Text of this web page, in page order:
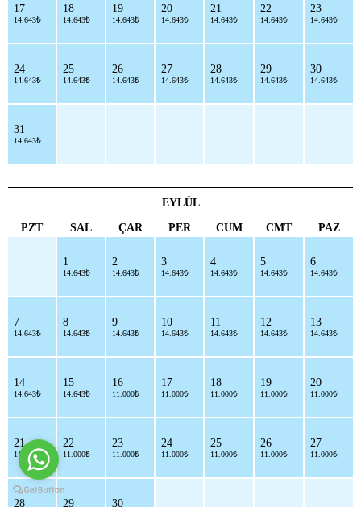
17
14.643₺
18
14.643₺
19
14.643₺
20
14.643₺
21
14.643₺
22
14.643₺
23
14.643₺
24
14.643₺
25
14.643₺
26
14.643₺
27
14.643₺
28
14.643₺
29
14.643₺
30
14.643₺
31
14.643₺
EYLÜL
PZT
SAL ÇAR PER CUM CMT PAZ
1
14.643₺
2
14.643₺
3
14.643₺
4
14.643₺
5
14.643₺
6
14.643₺
7
14.643₺
8
14.643₺
9
14.643₺
10
14.643₺
11
14.643₺
12
14.643₺
13
14.643₺
14
14.643₺
15
14.643₺
16
11.000₺
17
11.000₺
18
11.000₺
19
11.000₺
20
11.000₺
21
11.000₺
22
11.000₺
23
11.000₺
24
11.000₺
25
11.000₺
26
11.000₺
27
11.000₺
28 29 30